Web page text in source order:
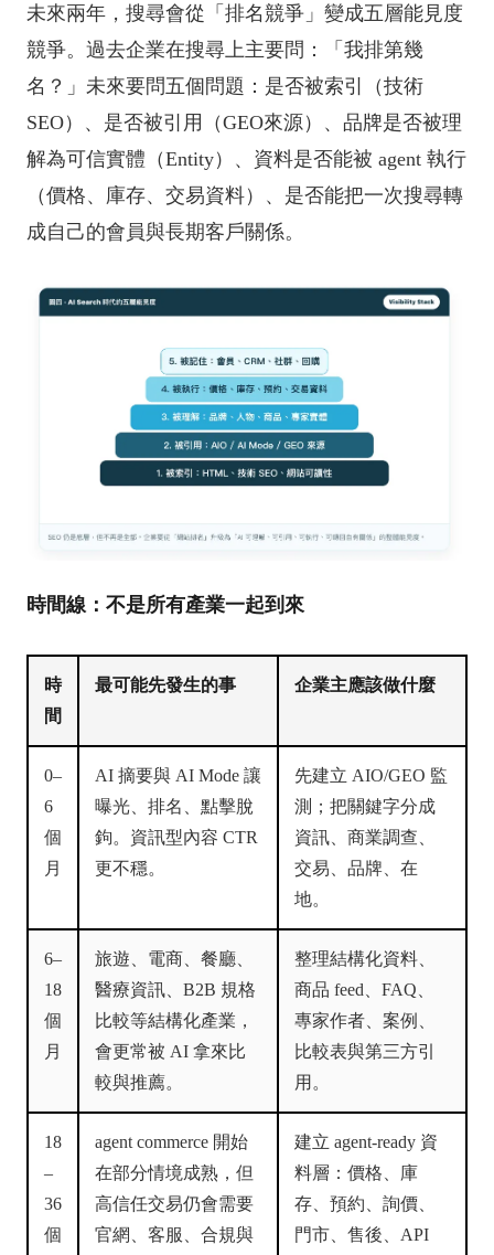
未來兩年，搜尋會從「排名競爭」變成五層能見度
競爭。過去企業在搜尋上主要問：「我排第幾
名？」未來要問五個問題：是否被索引（技術
SEO）、是否被引用（GEO來源）、品牌是否被理
解為可信實體（Entity）、資料是否能被 agent 執行
（價格、庫存、交易資料）、是否能把一次搜尋轉
成自己的會員與長期客戶關係。
時間線：不是所有產業一起到來
時
間
最可能先發生的事 企業主應該做什麼
0–
6
個
月
AI 摘要與 AI Mode 讓
曝光、排名、點擊脫
鉤。資訊型內容 CTR
更不穩。
先建立 AIO/GEO 監
測；把關鍵字分成
資訊、商業調查、
交易、品牌、在
地。
6–
18
個
月
旅遊、電商、餐廳、
醫療資訊、B2B 規格
比較等結構化產業，
會更常被 AI 拿來比
較與推薦。
整理結構化資料、
商品 feed、FAQ、
專家作者、案例、
比較表與第三方引
用。
18
–
36
個
agent commerce 開始
在部分情境成熟，但
高信任交易仍會需要
官網、客服、合規與
建立 agent-ready 資
料層：價格、庫
存、預約、詢價、
門市、售後、API